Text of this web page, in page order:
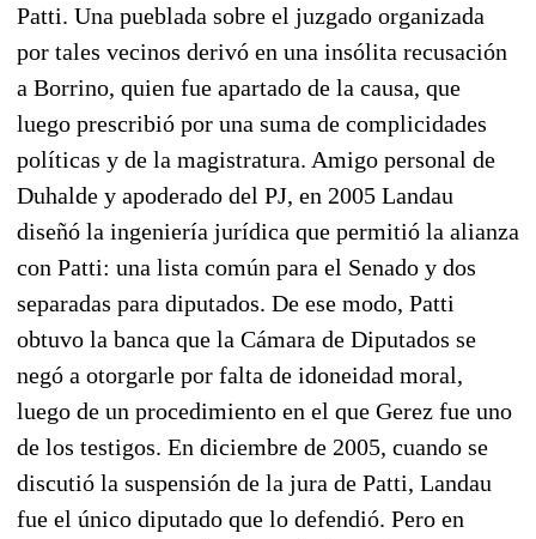
Patti. Una pueblada sobre el juzgado organizada
por tales vecinos derivó en una insólita recusación
a Borrino, quien fue apartado de la causa, que
luego prescribió por una suma de complicidades
políticas y de la magistratura. Amigo personal de
Duhalde y apoderado del PJ, en 2005 Landau
diseñó la ingeniería jurídica que permitió la alianza
con Patti: una lista común para el Senado y dos
separadas para diputados. De ese modo, Patti
obtuvo la banca que la Cámara de Diputados se
negó a otorgarle por falta de idoneidad moral,
luego de un procedimiento en el que Gerez fue uno
de los testigos. En diciembre de 2005, cuando se
discutió la suspensión de la jura de Patti, Landau
fue el único diputado que lo defendió. Pero en